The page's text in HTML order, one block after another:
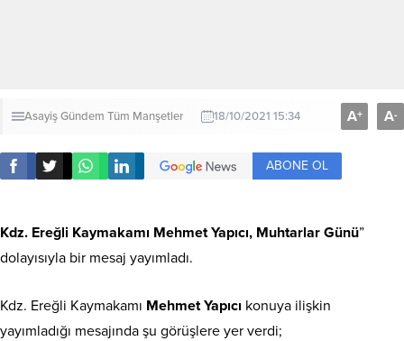
AsayişGündem Tüm Manşetler 18/10/2021 15:34 A+ A-
ABONE OL
Kdz. Ereğli Kaymakamı Mehmet Yapıcı, Muhtarlar Günü”
dolayısıyla bir mesaj yayımladı.
Kdz. Ereğli Kaymakamı Mehmet Yapıcı konuya ilişkin
yayımladığı mesajında şu görüşlere yer verdi;